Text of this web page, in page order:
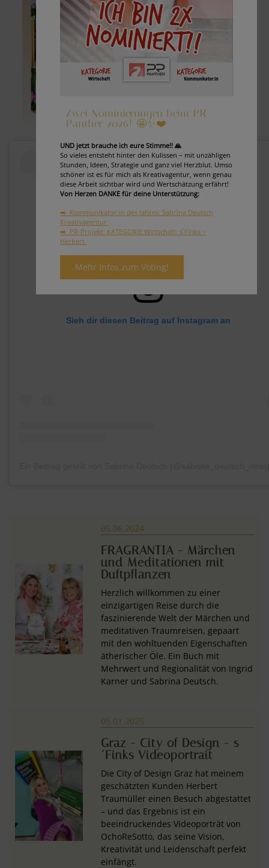
Sieh dir diesen Beitrag auf Instagram an
05.06.2024
FRAGRANTIA - Märchen
und Meditationen mit
Duftpflanzen
Herzlich willkommen zu einer
einzigartigen Reise durch die
faszinierende Welt der Märchen und
meditativen Traumreisen, gepaart
mit den wohltuenden Eigenschaften
ätherischer Öle. Ein Buch mit
Mehrwert und Regionalität von Ingrid
Karner und Sabrina Deutsch.
05.01.2025
Graz - City of Design - s
´Finks Videoportrait
Die City of Design Graz hat meinem
geschätzten Kunden Herbert
Traumüller einen Besuch abgestattet
– und das Ergebnis ist ein
beeindruckendes Videoporträt von
OchoReSotto, das seine Vision,
Kreativität und Leidenschaft perfekt
einfängt.
Zwei Nominierungen beim PR-
Panther 2026! 🤩✨❤️
UND jetzt brauche ich eure Stimme!! 🙏
So vieles entsteht hinter den Kulissen – mit unzähligen
Stunden, Ideen, Strategie und ganz viel Herzblut. Umso
schöner ist es für mich als Kreativagentur, wenn genau
diese Arbeit sichtbar wird und Wertschätzung erfährt!
Von Herzen DANKE für deine Unterstützung:
➡️ Kommunikator:in des Jahres: Sabrina Deutsch
Kreativagentur
➡️ PR-Projekt: KATEGORIE Wirtschaft: s´Finks –
Herbert
Mehr Infos zum Voting!